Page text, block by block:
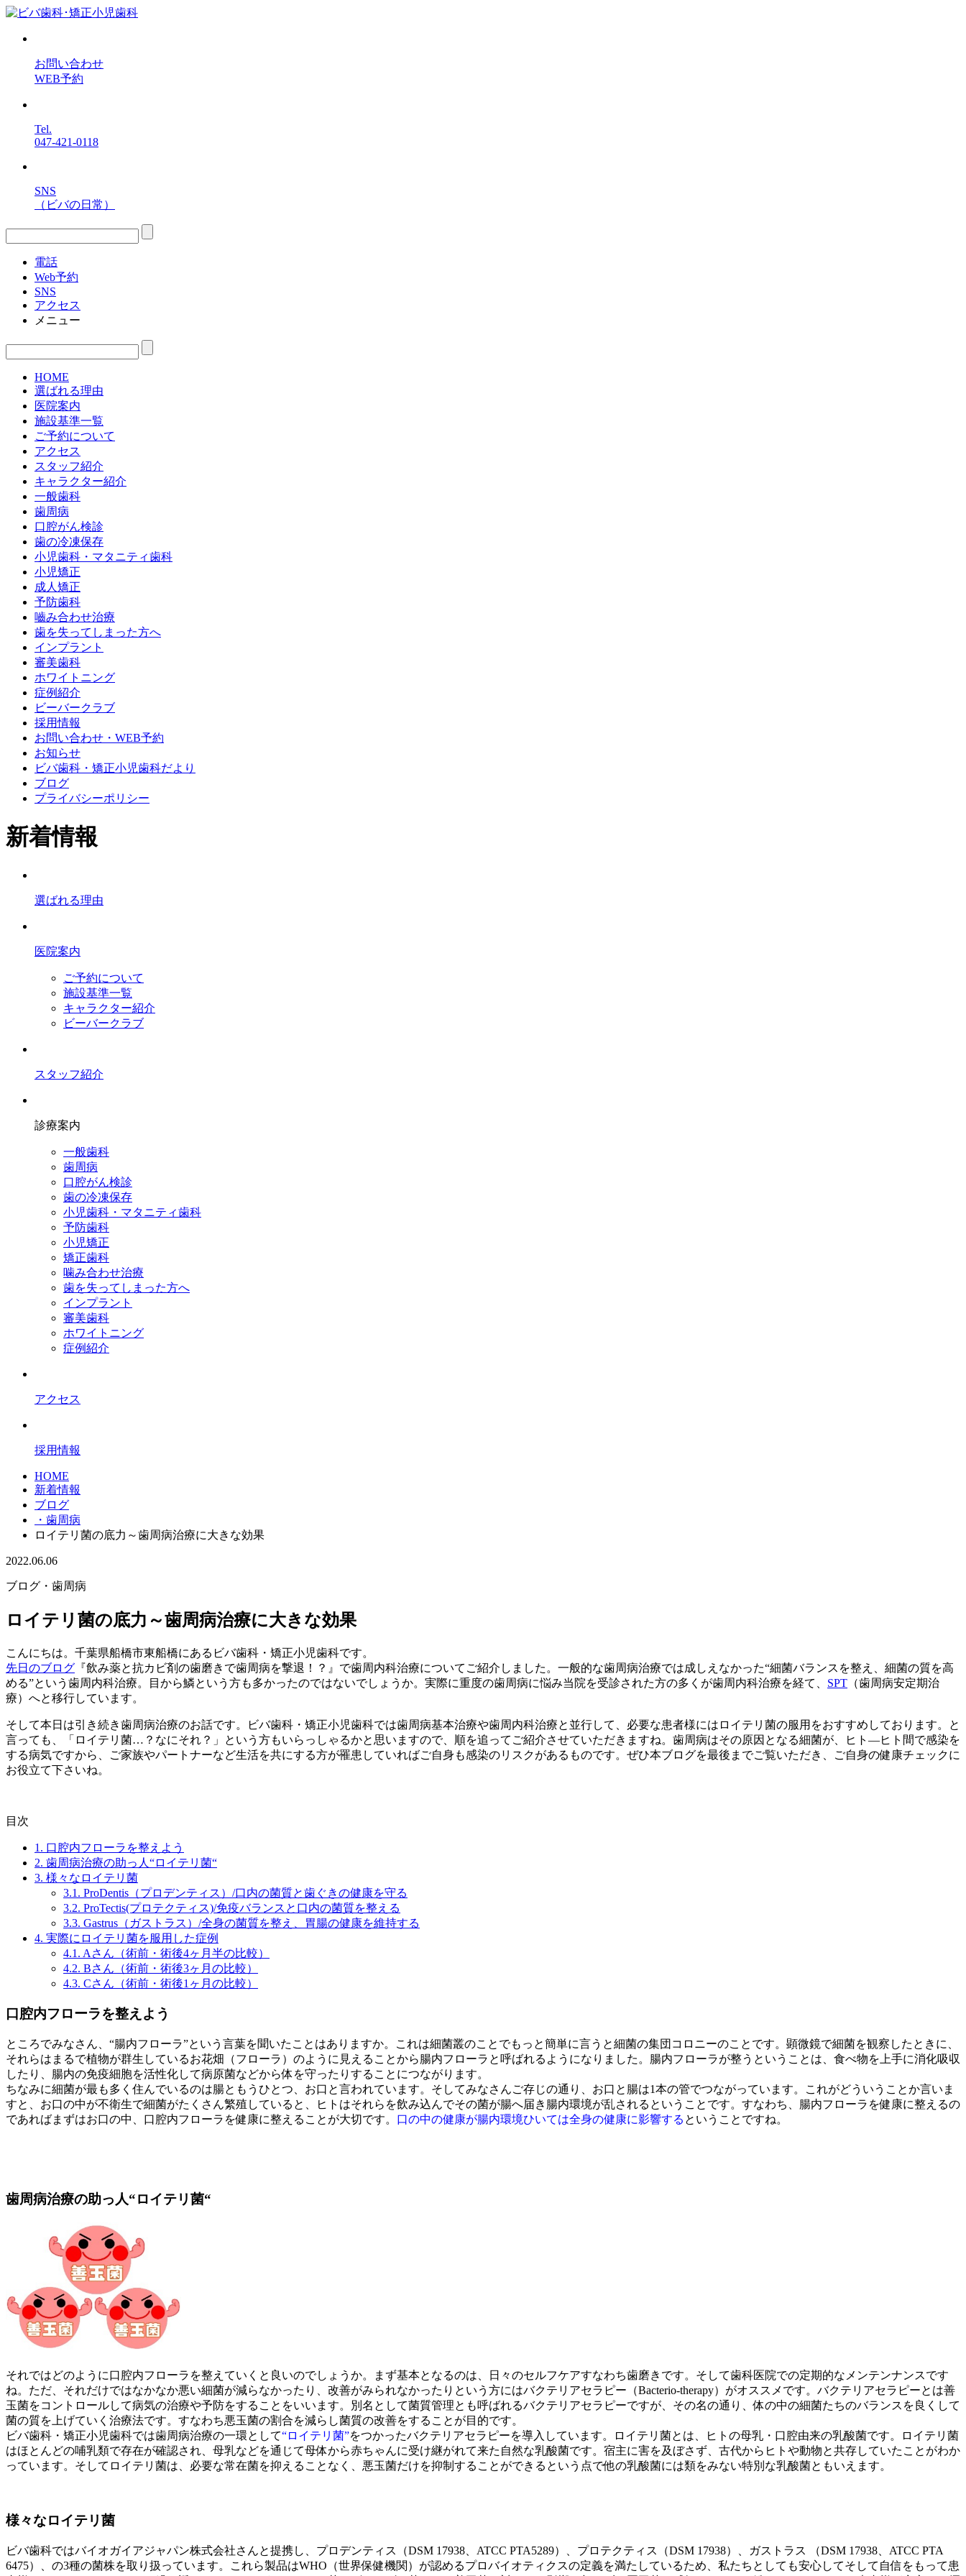
お問い合わせ
WEB予約
Tel.
047-421-0118
SNS
（ビバの日常）
電話
Web予約
SNS
アクセス
メニュー
HOME
選ばれる理由
医院案内
施設基準一覧
ご予約について
アクセス
スタッフ紹介
キャラクター紹介
一般歯科
歯周病
口腔がん検診
歯の冷凍保存
小児歯科・マタニティ歯科
小児矯正
成人矯正
予防歯科
嚙み合わせ治療
歯を失ってしまった方へ
インプラント
審美歯科
ホワイトニング
症例紹介
ビーバークラブ
採用情報
お問い合わせ・WEB予約
お知らせ
ビバ歯科・矯正小児歯科だより
ブログ
プライバシーポリシー
新着情報
選ばれる理由
医院案内
ご予約について
施設基準一覧
キャラクター紹介
ビーバークラブ
スタッフ紹介
診療案内
一般歯科
歯周病
口腔がん検診
歯の冷凍保存
小児歯科・マタニティ歯科
予防歯科
小児矯正
矯正歯科
噛み合わせ治療
歯を失ってしまった方へ
インプラント
審美歯科
ホワイトニング
症例紹介
アクセス
採用情報
HOME
新着情報
ブログ
・歯周病
ロイテリ菌の底力～歯周病治療に大きな効果
2022.06.06
ブログ ・歯周病
ロイテリ菌の底力～歯周病治療に大きな効果
こんにちは。千葉県船橋市東船橋にあるビバ歯科・矯正小児歯科です。
先日のブログ 『飲み薬と抗カビ剤の歯磨きで歯周病を撃退！？』で歯周内科治療についてご紹介しました。一般的な歯周病治療では成しえなかった“細菌バランスを整え、細菌の質を高
める”という歯周内科治療。目から鱗という方も多かったのではないでしょうか。実際に重度の歯周病に悩み当院を受診された方の多くが歯周内科治療を経て、 SPT （歯周病安定期治
療）へと移行しています。
そして本日は引き続き歯周病治療のお話です。ビバ歯科・矯正小児歯科では歯周病基本治療や歯周内科治療と並行して、必要な患者様にはロイテリ菌の服用をおすすめしております。と
言っても、「ロイテリ菌…？なにそれ？」という方もいらっしゃるかと思いますので、順を追ってご紹介させていただきますね。歯周病はその原因となる細菌が、ヒト―ヒト間で感染を
する病気ですから、ご家族やパートナーなど生活を共にする方が罹患していればご自身も感染のリスクがあるものです。ぜひ本ブログを最後までご覧いただき、ご自身の健康チェックに
お役立て下さいね。
目次
1. 口腔内フローラを整えよう
2. 歯周病治療の助っ人“ロイテリ菌“
3. 様々なロイテリ菌
3.1. ProDentis（プロデンティス）/口内の菌質と歯ぐきの健康を守る
3.2. ProTectis(プロテクティス)/免疫バランスと口内の菌質を整える
3.3. Gastrus（ガストラス）/全身の菌質を整え、胃腸の健康を維持する
4. 実際にロイテリ菌を服用した症例
4.1. Aさん（術前・術後4ヶ月半の比較）
4.2. Bさん（術前・術後3ヶ月の比較）
4.3. Cさん（術前・術後1ヶ月の比較）
口腔内フローラを整えよう
ところでみなさん、“腸内フローラ”という言葉を聞いたことはありますか。これは細菌叢のことでもっと簡単に言うと細菌の集団コロニーのことです。顕微鏡で細菌を観察したときに、
それらはまるで植物が群生しているお花畑（フローラ）のように見えることから腸内フローラと呼ばれるようになりました。腸内フローラが整うということは、食べ物を上手に消化吸収
したり、腸内の免疫細胞を活性化して病原菌などから体を守ったりすることにつながります。
ちなみに細菌が最も多く住んでいるのは腸ともうひとつ、お口と言われています。そしてみなさんご存じの通り、お口と腸は1本の管でつながっています。これがどういうことか言いま
すと、お口の中が不衛生で細菌がたくさん繁殖していると、ヒトはそれらを飲み込んでその菌が腸へ届き腸内環境が乱されるということです。すなわち、腸内フローラを健康に整えるの
であればまずはお口の中、口腔内フローラを健康に整えることが大切です。 口の中の健康が腸内環境ひいては全身の健康に影響する ということですね。
歯周病治療の助っ人“ロイテリ菌“
それではどのように口腔内フローラを整えていくと良いのでしょうか。まず基本となるのは、日々のセルフケアすなわち歯磨きです。そして歯科医院での定期的なメンテンナンスです
ね。ただ、それだけではなかなか悪い細菌が減らなかったり、改善がみられなかったりという方にはバクテリアセラピー（Bacterio-therapy）がオススメです。バクテリアセラピーとは善
玉菌をコントロールして病気の治療や予防をすることをいいます。別名として菌質管理とも呼ばれるバクテリアセラピーですが、その名の通り、体の中の細菌たちのバランスを良くして
菌の質を上げていく治療法です。すなわち悪玉菌の割合を減らし菌質の改善をすることが目的です。
ビバ歯科・矯正小児歯科では歯周病治療の一環として“ロイテリ菌”をつかったバクテリアセラピーを導入しています。ロイテリ菌とは、ヒトの母乳・口腔由来の乳酸菌です。ロイテリ菌
はほとんどの哺乳類で存在が確認され、母乳などを通じて母体から赤ちゃんに受け継がれて来た自然な乳酸菌です。宿主に害を及ぼさず、古代からヒトや動物と共存していたことがわか
っています。そしてロイテリ菌は、必要な常在菌を抑えることなく、悪玉菌だけを抑制することができるという点で他の乳酸菌には類をみない特別な乳酸菌ともいえます。
様々なロイテリ菌
ビバ歯科ではバイオガイアジャパン株式会社さんと提携し、プロデンティス（DSM 17938、ATCC PTA5289）、プロテクティス（DSM 17938）、ガストラス （DSM 17938、ATCC PTA
6475）、の3種の菌株を取り扱っています。これら製品はWHO（世界保健機関）が認めるプロバイオティクスの定義を満たしているため、私たちとしても安心してそして自信をもって患